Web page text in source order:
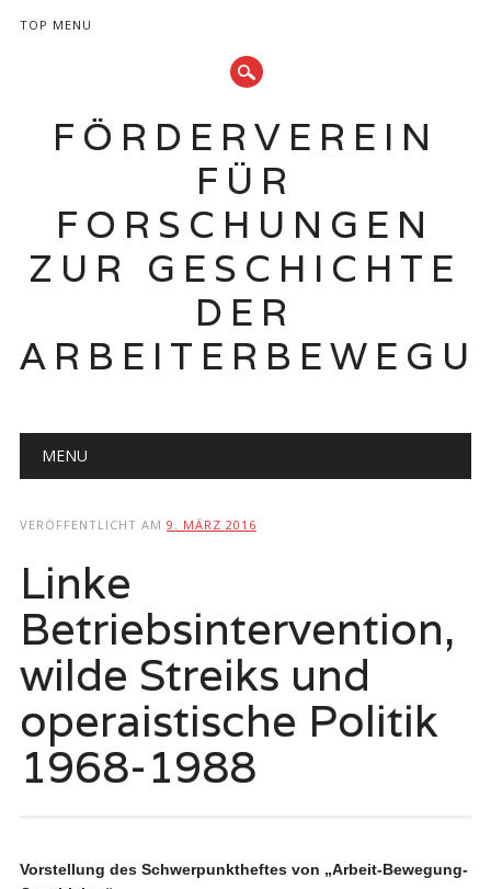
TOP MENU
FÖRDERVEREIN
FÜR
FORSCHUNGEN
ZUR GESCHICHTE
DER
Hauptmenü
MENU
VERÖFFENTLICHT AM 9. MÄRZ 2016
Linke
Betriebsintervention,
wilde Streiks und
operaistische Politik
1968-1988
Vorstellung des Schwerpunktheftes von „Arbeit-Bewegung-